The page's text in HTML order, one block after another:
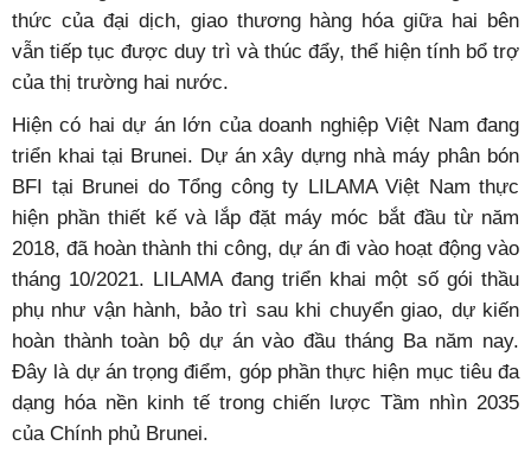
sớm được nối lại, sau hai năm ảnh hưởng của dịch
bệnh, tạo điều kiện cho hai bên duy trì trao đổi thường
xuyên, tăng cường tin cậy và hiểu biết lẫn nhau. Bộ
nghiên cứu sớm thiết lập cơ chế Tham khảo chính trị
giữa hai Bộ Ngoại giao và ký Biên bản ghi nhớ hợp tác
giữa hai Bộ Ngoại giao.
Thúc đẩy kinh tế - thương mại
Kinh tế - thương mại song phương liên tục được thúc
đẩy. Kim ngạch thương mại hai chiều đạt hơn 250 triệu
USD trong hai năm 2020 và 2021. Trước những thách
thức của đại dịch, giao thương hàng hóa giữa hai bên
vẫn tiếp tục được duy trì và thúc đẩy, thể hiện tính bổ trợ
của thị trường hai nước.